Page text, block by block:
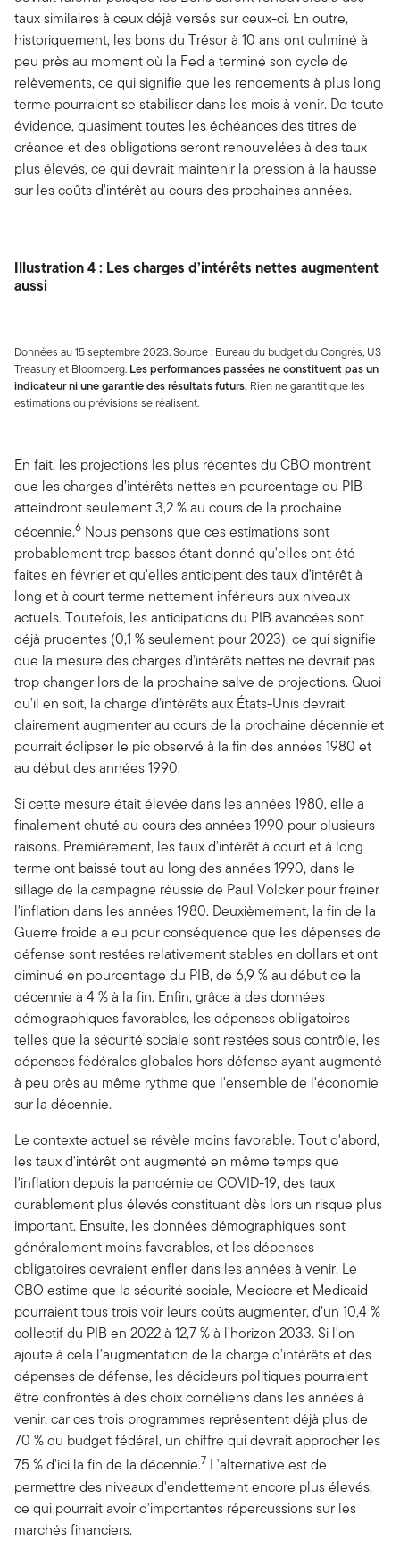
taux similaires à ceux déjà versés sur ceux-ci. En outre,
historiquement, les bons du Trésor à 10 ans ont culminé à
peu près au moment où la Fed a terminé son cycle de
relèvements, ce qui signifie que les rendements à plus long
terme pourraient se stabiliser dans les mois à venir. De toute
évidence, quasiment toutes les échéances des titres de
créance et des obligations seront renouvelées à des taux
plus élevés, ce qui devrait maintenir la pression à la hausse
sur les coûts d'intérêt au cours des prochaines années.
Illustration 4 : Les charges d’intérêts nettes augmentent
aussi
Données au 15 septembre 2023. Source : Bureau du budget du Congrès, US
Treasury et Bloomberg. Les performances passées ne constituent pas un
indicateur ni une garantie des résultats futurs. Rien ne garantit que les
estimations ou prévisions se réalisent.
En fait, les projections les plus récentes du CBO montrent
que les charges d’intérêts nettes en pourcentage du PIB
atteindront seulement 3,2 % au cours de la prochaine
décennie.6 Nous pensons que ces estimations sont
probablement trop basses étant donné qu'elles ont été
faites en février et qu'elles anticipent des taux d'intérêt à
long et à court terme nettement inférieurs aux niveaux
actuels. Toutefois, les anticipations du PIB avancées sont
déjà prudentes (0,1 % seulement pour 2023), ce qui signifie
que la mesure des charges d’intérêts nettes ne devrait pas
trop changer lors de la prochaine salve de projections. Quoi
qu’il en soit, la charge d’intérêts aux États-Unis devrait
clairement augmenter au cours de la prochaine décennie et
pourrait éclipser le pic observé à la fin des années 1980 et
au début des années 1990.
Si cette mesure était élevée dans les années 1980, elle a
finalement chuté au cours des années 1990 pour plusieurs
raisons. Premièrement, les taux d'intérêt à court et à long
terme ont baissé tout au long des années 1990, dans le
sillage de la campagne réussie de Paul Volcker pour freiner
l'inflation dans les années 1980. Deuxièmement, la fin de la
Guerre froide a eu pour conséquence que les dépenses de
défense sont restées relativement stables en dollars et ont
diminué en pourcentage du PIB, de 6,9 % au début de la
décennie à 4 % à la fin. Enfin, grâce à des données
démographiques favorables, les dépenses obligatoires
telles que la sécurité sociale sont restées sous contrôle, les
dépenses fédérales globales hors défense ayant augmenté
à peu près au même rythme que l'ensemble de l'économie
sur la décennie.
Le contexte actuel se révèle moins favorable. Tout d'abord,
les taux d'intérêt ont augmenté en même temps que
l'inflation depuis la pandémie de COVID-19, des taux
durablement plus élevés constituant dès lors un risque plus
important. Ensuite, les données démographiques sont
généralement moins favorables, et les dépenses
obligatoires devraient enfler dans les années à venir. Le
CBO estime que la sécurité sociale, Medicare et Medicaid
pourraient tous trois voir leurs coûts augmenter, d’un 10,4 %
collectif du PIB en 2022 à 12,7 % à l’horizon 2033. Si l'on
ajoute à cela l'augmentation de la charge d’intérêts et des
dépenses de défense, les décideurs politiques pourraient
être confrontés à des choix cornéliens dans les années à
venir, car ces trois programmes représentent déjà plus de
70 % du budget fédéral, un chiffre qui devrait approcher les
75 % d'ici la fin de la décennie.7 L'alternative est de
permettre des niveaux d'endettement encore plus élevés,
ce qui pourrait avoir d'importantes répercussions sur les
marchés financiers.